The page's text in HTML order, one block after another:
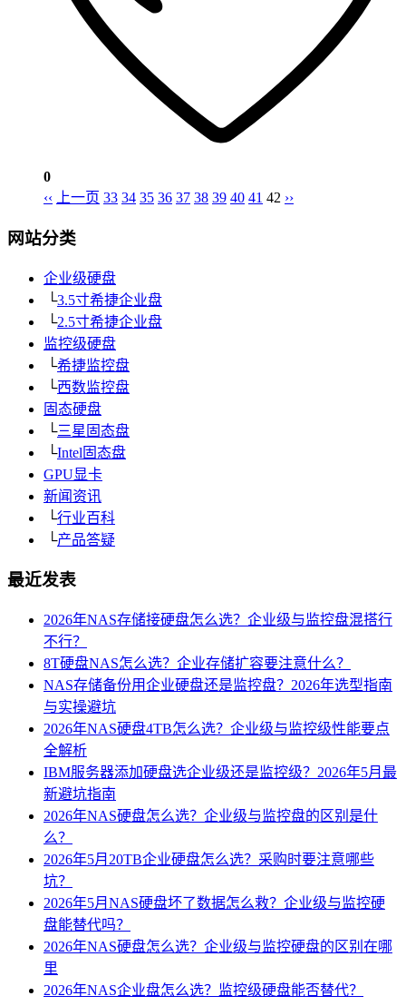
0
‹‹
上一页 33 34 35 36 37 38 39 40 41 42 ››
网站分类
企业级硬盘
└3.5寸希捷企业盘
└2.5寸希捷企业盘
监控级硬盘
└希捷监控盘
└西数监控盘
固态硬盘
└三星固态盘
└Intel固态盘
GPU显卡
新闻资讯
└行业百科
└产品答疑
最近发表
2026年NAS存储接硬盘怎么选？企业级与监控盘混搭行
不行？
8T硬盘NAS怎么选？企业存储扩容要注意什么？
NAS存储备份用企业硬盘还是监控盘？2026年选型指南
与实操避坑
2026年NAS硬盘4TB怎么选？企业级与监控级性能要点
全解析
IBM服务器添加硬盘选企业级还是监控级？2026年5月最
新避坑指南
2026年NAS硬盘怎么选？企业级与监控盘的区别是什
么？
2026年5月20TB企业硬盘怎么选？采购时要注意哪些
坑？
2026年5月NAS硬盘坏了数据怎么救？企业级与监控硬
盘能替代吗？
2026年NAS硬盘怎么选？企业级与监控硬盘的区别在哪
里
2026年NAS企业盘怎么选？监控级硬盘能否替代？